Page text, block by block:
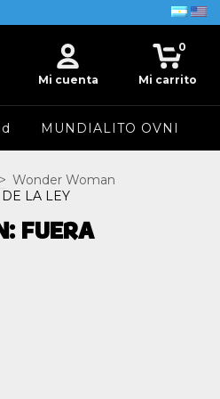
Mi cuenta Mi carrito
0
MUNDIALITO OVNI
> Wonder Woman
LA LEY
FUERA